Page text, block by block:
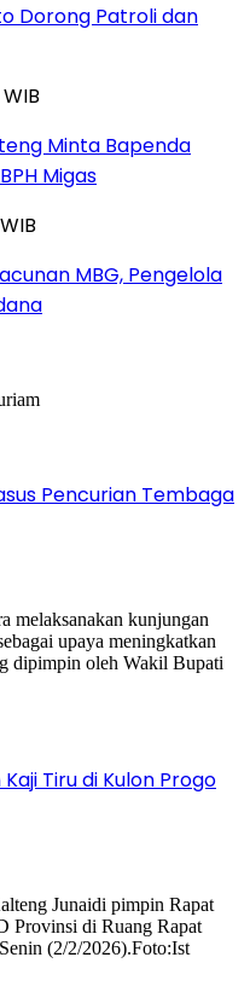
Dorong Patroli dan
Minta Bapenda
Migas
MBG, Pengelola
Pencurian Tembaga
Tiru di Kulon Progo